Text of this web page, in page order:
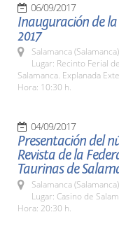
06/09/2017
Inauguración de la
2017
Salamanca (Salamanca)
Lugar: Recinto Ferial
Salamanca. Explanada
Hora: 10:30 h.
04/09/2017
Presentación del
Revista de la
Taurinas de
Salamanca (Salamanca)
Lugar: Casino de
Hora: 20:30 h.